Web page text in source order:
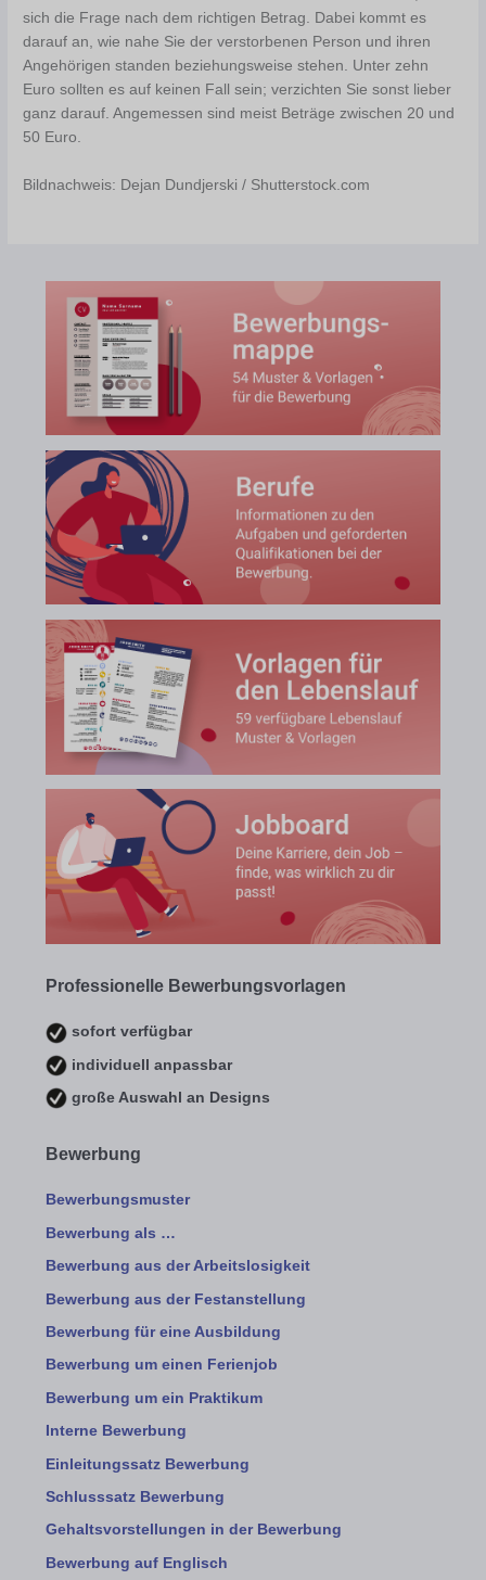
sich die Frage nach dem richtigen Betrag. Dabei kommt es
darauf an, wie nahe Sie der verstorbenen Person und ihren
Angehörigen standen beziehungsweise stehen. Unter zehn
Euro sollten es auf keinen Fall sein; verzichten Sie sonst lieber
ganz darauf. Angemessen sind meist Beträge zwischen 20 und
50 Euro.
Bildnachweis: Dejan Dundjerski / Shutterstock.com
Professionelle Bewerbungsvorlagen
sofort verfügbar
individuell anpassbar
große Auswahl an Designs
Bewerbung
Bewerbungsmuster
Bewerbung als …
Bewerbung aus der Arbeitslosigkeit
Bewerbung aus der Festanstellung
Bewerbung für eine Ausbildung
Bewerbung um einen Ferienjob
Bewerbung um ein Praktikum
Interne Bewerbung
Einleitungssatz Bewerbung
Schlusssatz Bewerbung
Gehaltsvorstellungen in der Bewerbung
Bewerbung auf Englisch